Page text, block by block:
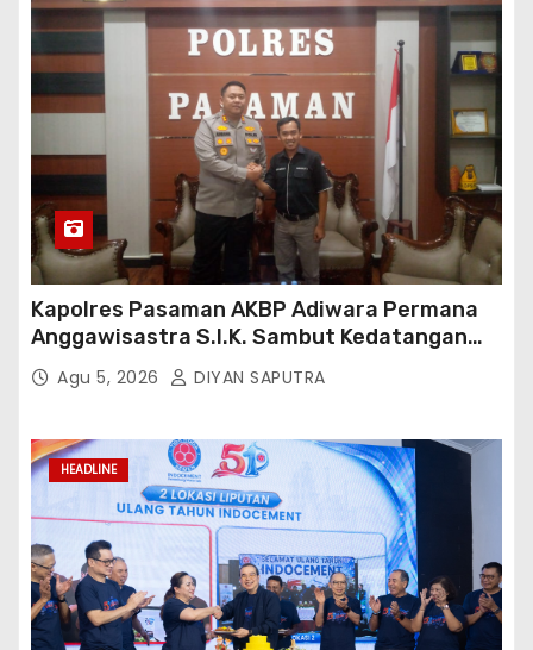
Kapolres Pasaman AKBP Adiwara Permana
Anggawisastra S.I.K. Sambut Kedatangan
Kepala Cakrawala Tv Sumatera Barat
Agu 5, 2026 DIYAN SAPUTRA
HEADLINE